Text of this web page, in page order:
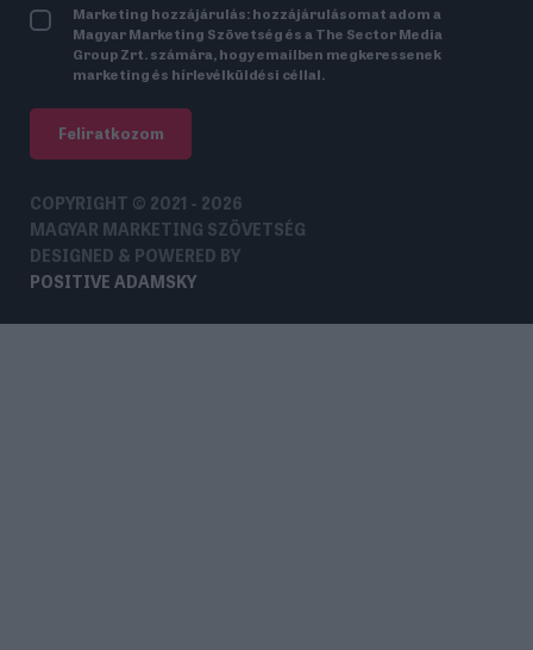
Marketing hozzájárulás: hozzájárulásomat adom a
Magyar Marketing Szövetség és a The Sector Media
Group Zrt. számára, hogy emailben megkeressenek
marketing és hírlevélküldési céllal.
Feliratkozom
COPYRIGHT © 2021 - 2026
MAGYAR MARKETING SZÖVETSÉG
DESIGNED & POWERED BY
POSITIVE ADAMSKY